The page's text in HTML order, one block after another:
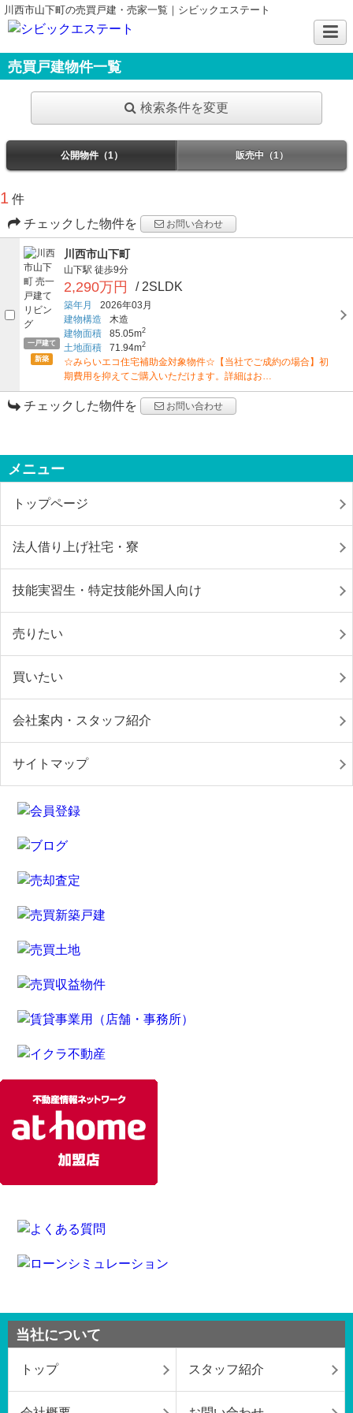
川西市山下町の売買戸建・売家一覧｜シビックエステート
売買戸建物件一覧
検索条件を変更
公開物件（1） 販売中（1）
1 件
チェックした物件を
お問い合わせ
一戸建て
新築
川西市山下町
山下駅 徒歩9分
2,290万円 / 2SLDK
築年月
2026年03月
建物構造
木造
建物面積
85.05m2
土地面積 71.94m2
☆みらいエコ住宅補助金対象物件☆【当社でご成約の場合】初
期費用を抑えてご購入いただけます。詳細はお…
チェックした物件を お問い合わせ
メニュー
トップページ
法人借り上げ社宅・寮
技能実習生・特定技能外国人向け
売りたい
買いたい
会社案内・スタッフ紹介
サイトマップ
当社について
トップ スタッフ紹介